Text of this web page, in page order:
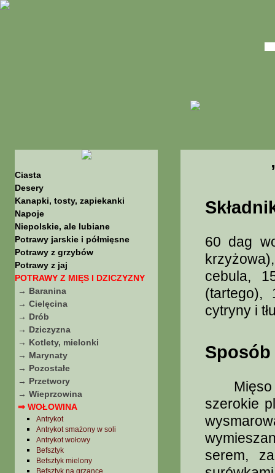
Ciasta
Desery
Kanapki, tosty, zapiekanki
Napoje
Niepolskie, ale lubiane
Potrawy jarskie i półmięsne
Potrawy z grzybów
Potrawy z jaj
POTRAWY Z MIĘS I DZICZYZNY
→ Baranina
→ Cielęcina
→ Drób
→ Dziczyzna
→ Kotlety, mielonki
→ Marynaty
→ Pozostałe
→ Przetwory
→ Wieprzowina
⇒ WOŁOWINA
Antrykot
Antrykot smażony w soli
Antrykot wołowy
Befsztyk
Befsztyk mielony
Befsztyk na grzance
60 dag
cebula,
cytryny i
Mięso
szerokie
serem,